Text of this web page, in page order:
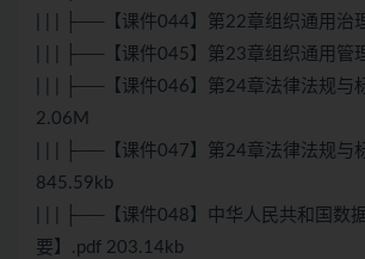
| | | ├──【课件044】第22章组织通用治
| | | ├──【课件045】第23章组织通用管
| | | ├──【课件046】第24章法律法规与
2.06M
| | | ├──【课件047】第24章法律法规与
845.59kb
| | | ├──【课件048】中华人民共和国数
要】.pdf 203.14kb